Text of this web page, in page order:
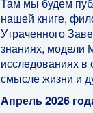
нашей книге,
Утраченного
знаниях, модели
исследованиях в
смысле жизни и
Апрель 2026